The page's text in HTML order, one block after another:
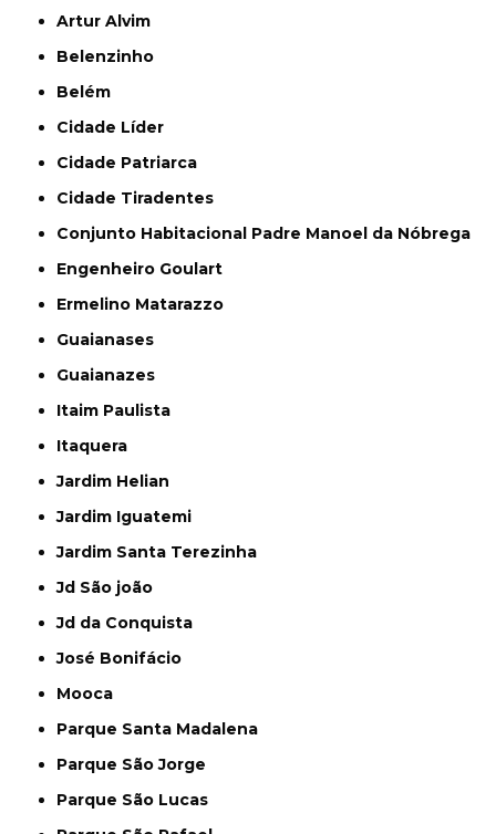
Artur Alvim
Belenzinho
Belém
Cidade Líder
Cidade Patriarca
Cidade Tiradentes
Conjunto Habitacional Padre Manoel da Nóbrega
Engenheiro Goulart
Ermelino Matarazzo
Guaianases
Guaianazes
Itaim Paulista
Itaquera
Jardim Helian
Jardim Iguatemi
Jardim Santa Terezinha
Jd São joão
Jd da Conquista
José Bonifácio
Mooca
Parque Santa Madalena
Parque São Jorge
Parque São Lucas